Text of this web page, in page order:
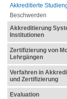
Akkreditierte
Beschwerden
Akkreditierung
Institutionen
Zertifizierung von
Lehrgängen
Verfahren in
und Zertifizierung
Evaluation